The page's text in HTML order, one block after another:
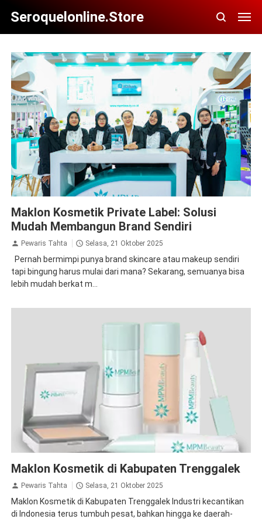
Seroquelonline.store
Maklon Kosmetik Private Label: Solusi
Mudah Membangun Brand Sendiri
Pewaris Tahta Selasa, 21 Oktober 2025
Pernah bermimpi punya brand skincare atau makeup sendiri
tapi bingung harus mulai dari mana? Sekarang, semuanya bisa
lebih mudah berkat m...
Maklon Kosmetik di Kabupaten Trenggalek
Pewaris Tahta Selasa, 21 Oktober 2025
Maklon Kosmetik di Kabupaten Trenggalek Industri kecantikan
di Indonesia terus tumbuh pesat, bahkan hingga ke daerah-